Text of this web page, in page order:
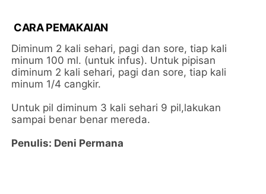
CARA PEMAKAIAN
Diminum 2 kali sehari, pagi dan sore, tiap kali
minum 100 ml. (untuk infus). Untuk pipisan
diminum 2 kali sehari, pagi dan sore, tiap kali
minum 1/4 cangkir.
Untuk pil diminum 3 kali sehari 9 pil,lakukan
sampai benar benar mereda.
Penulis: Deni Permana